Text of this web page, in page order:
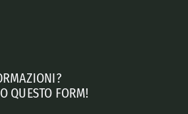
QUESTO FORM!